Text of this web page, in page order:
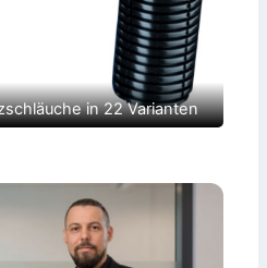
in 22 Varianten